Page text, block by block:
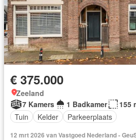
€ 375.000
Zeeland
7 Kamers
1 Badkamer
155
Tuin
Kelder Parkeerplaats
12 mrt 2026 van Vastgoed Nederland -